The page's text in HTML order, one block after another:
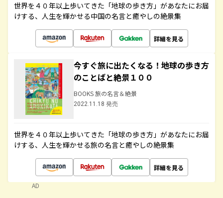
世界を４０年以上歩いてきた「地球の歩き方」があなたにお届
けする、人生を輝かせる中国の名言と癒やしの絶景集
詳細を見る
今すぐ旅に出たくなる！地球の歩き方
のことばと絶景１００
BOOKS 旅の名言＆絶景
2022.11.18 発売
世界を４０年以上歩いてきた「地球の歩き方」があなたにお届
けする、人生を輝かせる旅の名言と癒やしの絶景集
詳細を見る
AD